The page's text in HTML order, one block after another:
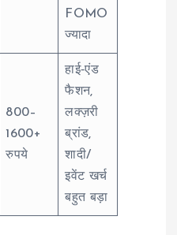
FOMO
ज्यादा
800–
1600+
रुपये
हाई‑एंड
फैशन,
लक्ज़री
ब्रांड,
शादी/
इवेंट खर्च
बहुत बड़ा